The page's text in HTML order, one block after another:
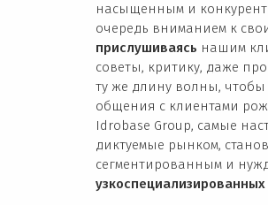
насыщенным и
очередь вниманием к
прислушиваясь нашим
советы, критику, даже
ту же длину волны,
общения с клиентами
Idrobase Group, самые
диктуемые рынком,
сегментированным и